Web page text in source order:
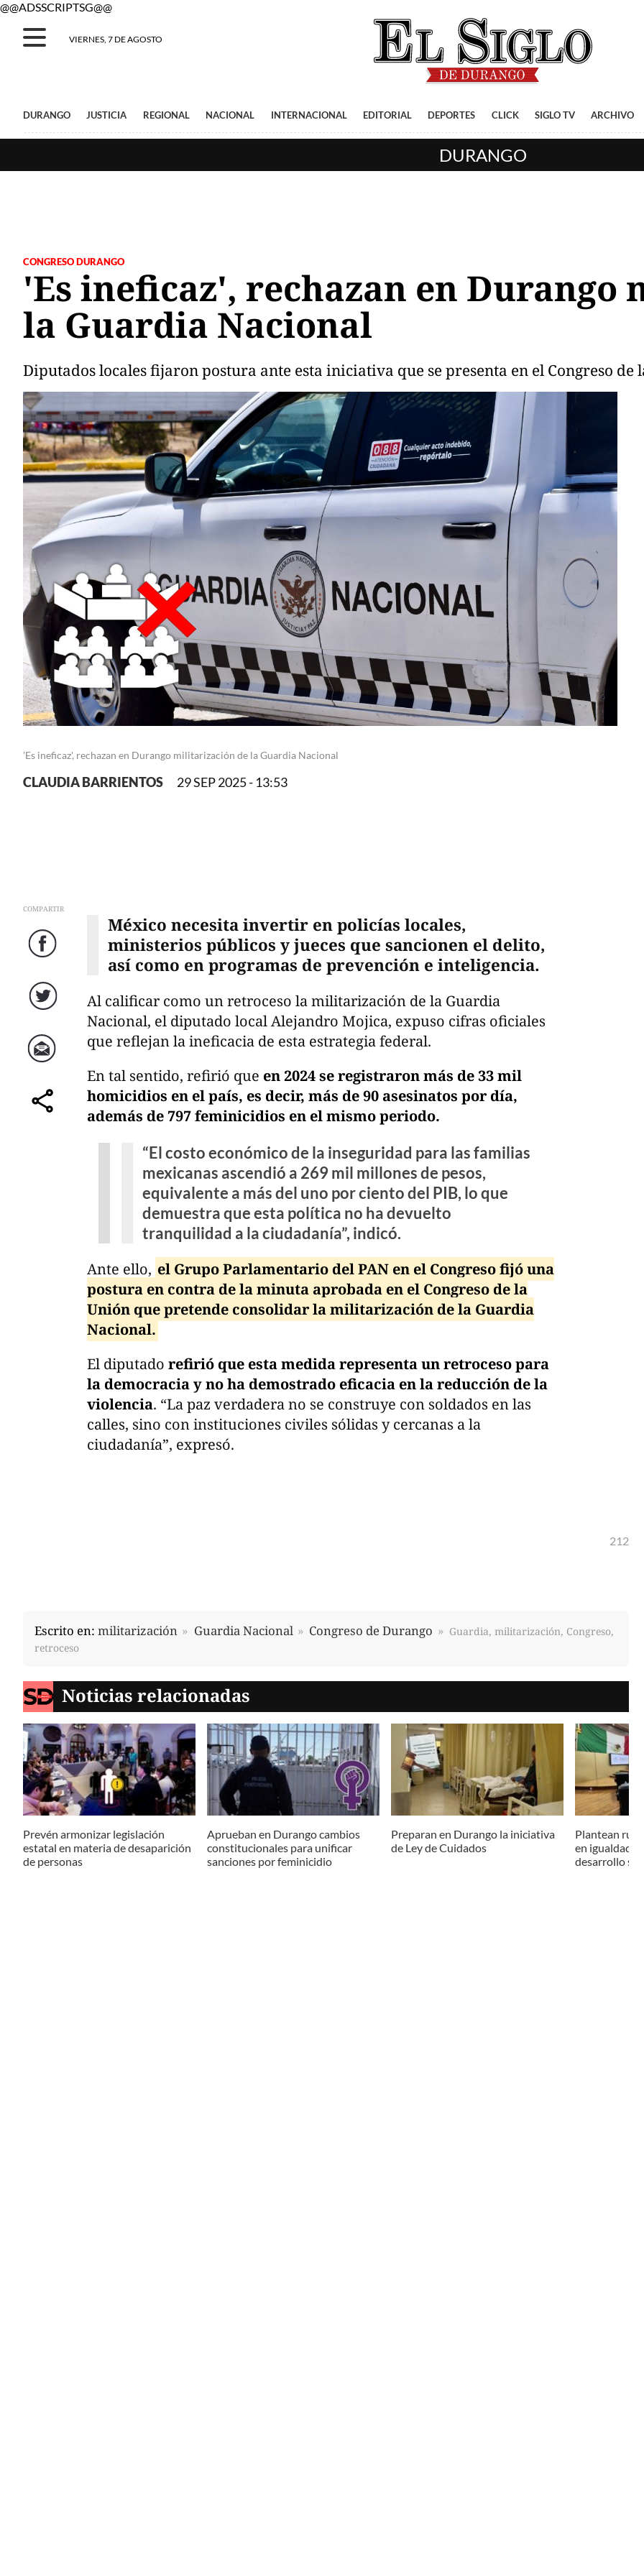
@@ADSSCRIPTSG@@
VIERNES, 7 DE AGOSTO
DURANGO JUSTICIA REGIONAL NACIONAL INTERNACIONAL EDITORIAL DEPORTES CLICK SIGLO TV ARCHIVO
DURANGO
CONGRESO DURANGO
'Es ineficaz', rechazan en
la Guardia Nacional
Diputados locales fijaron postura ante esta iniciativa que se presenta en el Congreso de
'Es ineficaz', rechazan en Durango militarización de la Guardia Nacional
CLAUDIA BARRIENTOS 29 SEP 2025 - 13:53
COMPARTIR
Facebook
Twitter
Correo
comparte
México necesita invertir en policías locales,
ministerios públicos y jueces que sancionen el delito,
así como en programas de prevención e inteligencia.
Al calificar como un retroceso la militarización de la Guardia
Nacional, el diputado local Alejandro Mojica, expuso cifras oficiales
que reflejan la ineficacia de esta estrategia federal.
En tal sentido, refirió que en 2024 se registraron más de 33 mil
homicidios en el país, es decir, más de 90 asesinatos por día,
además de 797 feminicidios en el mismo periodo.
“El costo económico de la inseguridad para las familias
mexicanas ascendió a 269 mil millones de pesos,
equivalente a más del uno por ciento del PIB, lo que
demuestra que esta política no ha devuelto
tranquilidad a la ciudadanía”, indicó.
Ante ello, el Grupo Parlamentario del PAN en el Congreso fijó una
postura en contra de la minuta aprobada en el Congreso de la
Unión que pretende consolidar la militarización de la Guardia
Nacional.
El diputado refirió que esta medida representa un retroceso para
la democracia y no ha demostrado eficacia en la reducción de la
violencia. “La paz verdadera no se construye con soldados en las
calles, sino con instituciones civiles sólidas y cercanas a la
ciudadanía”, expresó.
212
Escrito en: militarización Guardia Nacional Congreso de Durango
Guardia, militarización, Congreso,
retroceso
Noticias relacionadas
Prevén armonizar legislación
estatal en materia de desaparición
de personas
Aprueban en Durango cambios
constitucionales para unificar
sanciones por feminicidio
Preparan en Durango la iniciativa
de Ley de Cuidados
Plantean ruta
en igualdad,
desarrollo